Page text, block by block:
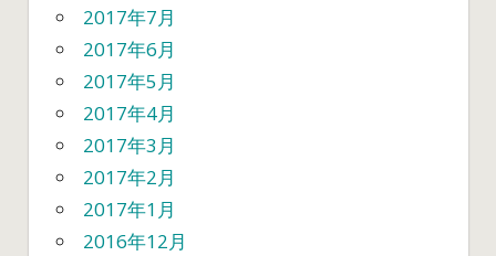
2017年7月
2017年6月
2017年5月
2017年4月
2017年3月
2017年2月
2017年1月
2016年12月